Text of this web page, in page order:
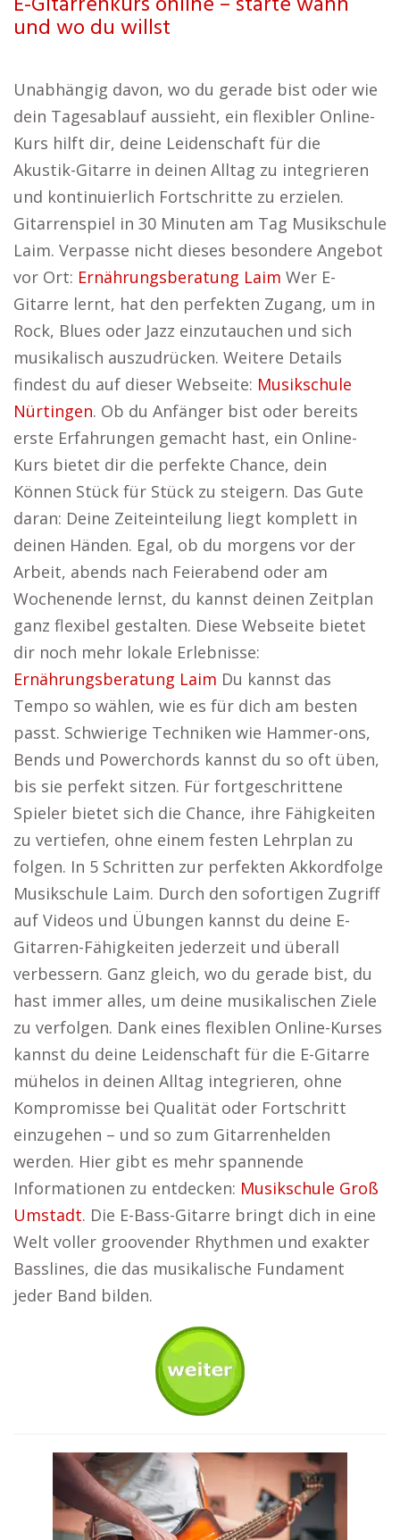
und wo du willst
Unabhängig davon, wo du gerade bist oder wie
dein Tagesablauf aussieht, ein flexibler Online-
Kurs hilft dir, deine Leidenschaft für die
Akustik-Gitarre in deinen Alltag zu integrieren
und kontinuierlich Fortschritte zu erzielen.
Gitarrenspiel in 30 Minuten am Tag Musikschule
Laim. Verpasse nicht dieses besondere Angebot
vor Ort: Ernährungsberatung Laim Wer E-
Gitarre lernt, hat den perfekten Zugang, um in
Rock, Blues oder Jazz einzutauchen und sich
musikalisch auszudrücken. Weitere Details
findest du auf dieser Webseite: Musikschule
Nürtingen. Ob du Anfänger bist oder bereits
erste Erfahrungen gemacht hast, ein Online-
Kurs bietet dir die perfekte Chance, dein
Können Stück für Stück zu steigern. Das Gute
daran: Deine Zeiteinteilung liegt komplett in
deinen Händen. Egal, ob du morgens vor der
Arbeit, abends nach Feierabend oder am
Wochenende lernst, du kannst deinen Zeitplan
ganz flexibel gestalten. Diese Webseite bietet
dir noch mehr lokale Erlebnisse:
Ernährungsberatung Laim Du kannst das
Tempo so wählen, wie es für dich am besten
passt. Schwierige Techniken wie Hammer-ons,
Bends und Powerchords kannst du so oft üben,
bis sie perfekt sitzen. Für fortgeschrittene
Spieler bietet sich die Chance, ihre Fähigkeiten
zu vertiefen, ohne einem festen Lehrplan zu
folgen. In 5 Schritten zur perfekten Akkordfolge
Musikschule Laim. Durch den sofortigen Zugriff
auf Videos und Übungen kannst du deine E-
Gitarren-Fähigkeiten jederzeit und überall
verbessern. Ganz gleich, wo du gerade bist, du
hast immer alles, um deine musikalischen Ziele
zu verfolgen. Dank eines flexiblen Online-Kurses
kannst du deine Leidenschaft für die E-Gitarre
mühelos in deinen Alltag integrieren, ohne
Kompromisse bei Qualität oder Fortschritt
einzugehen – und so zum Gitarrenhelden
werden. Hier gibt es mehr spannende
Informationen zu entdecken: Musikschule Groß
Umstadt. Die E-Bass-Gitarre bringt dich in eine
Welt voller groovender Rhythmen und exakter
Basslines, die das musikalische Fundament
jeder Band bilden.